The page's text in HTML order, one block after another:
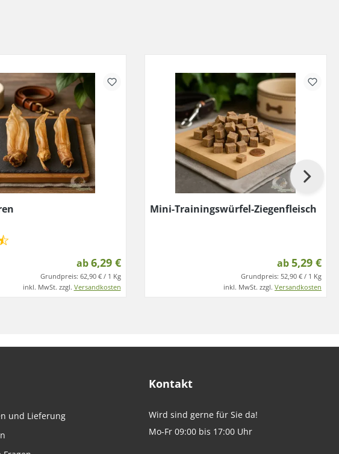
ab6,29 €
Grundpreis: 62,90 € / 1 Kg
inkl. MwSt. zzgl. Versandkosten
Mini-Trainingswürfel-Ziegenfleisch
ab5,29 €
Grundpreis: 52,90 € / 1 Kg
inkl. MwSt. zzgl. Versandkosten
und Lieferung
Kontakt
Wird sind gerne für Sie da!
Mo-Fr 09:00 bis 17:00 Uhr